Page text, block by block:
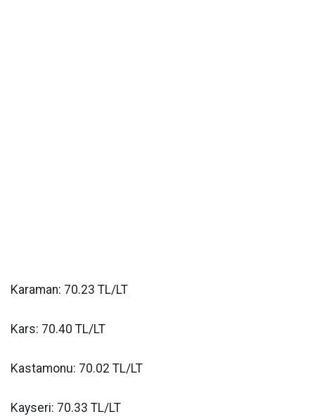
Karaman: 70.23 TL/LT
Kars: 70.40 TL/LT
Kastamonu: 70.02 TL/LT
Kayseri: 70.33 TL/LT